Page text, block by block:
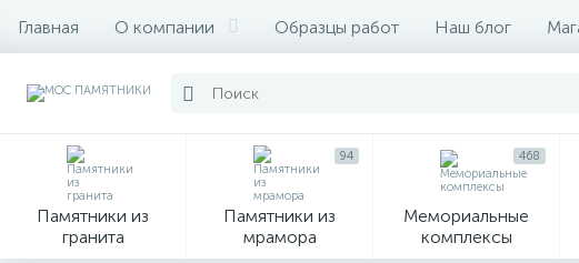
Главная О компании Образцы работ Наш блог
Памятники из
гранита
Памятники из
мрамора
94
Мемориальные
комплексы
468